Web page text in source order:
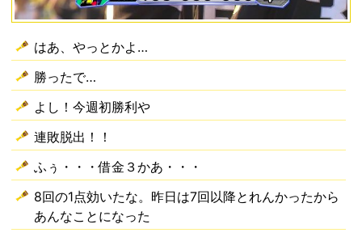
はあ、やっとかよ…
勝ったで…
よし！今週初勝利や
連敗脱出！！
ふぅ・・・借金３かあ・・・
8回の1点効いたな。昨日は7回以降とれんかったから
あんなことになった